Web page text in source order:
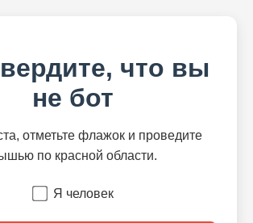
что вы
не бот
отметьте флажок и проведите
по красной области.
Я человек